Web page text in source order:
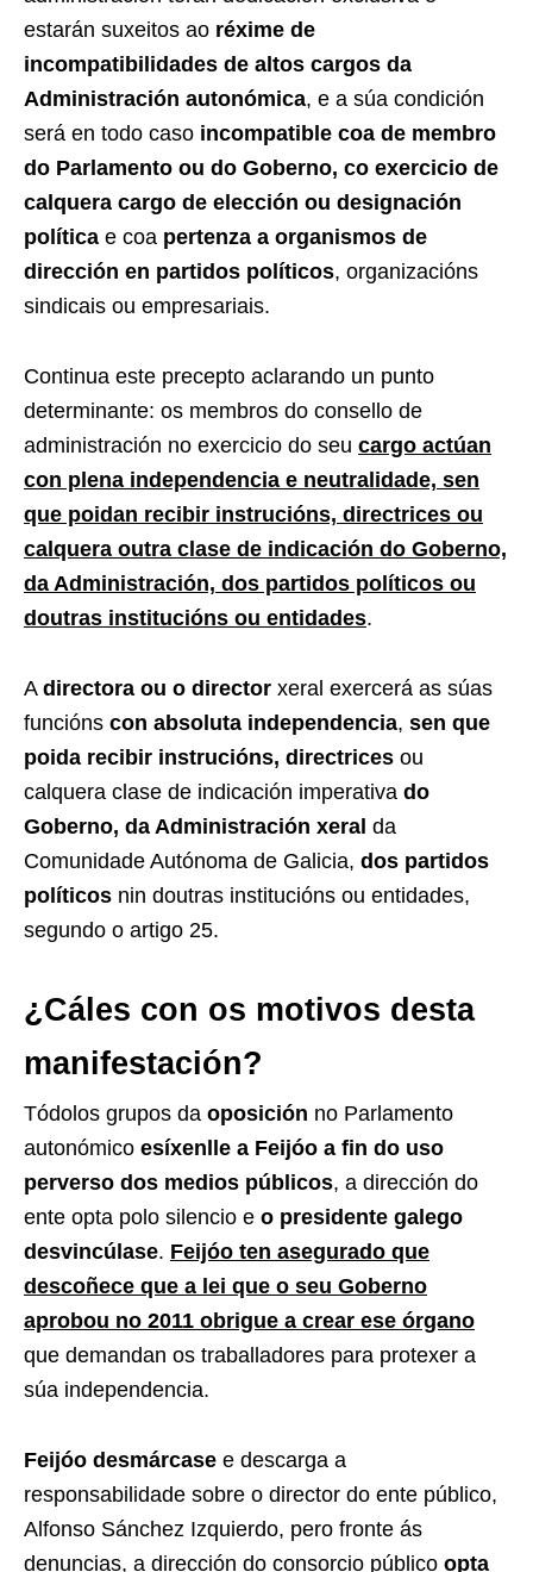
estarán suxeitos ao réxime de
incompatibilidades de altos cargos da
Administración autonómica, e a súa condición
será en todo caso incompatible coa de membro
do Parlamento ou do Goberno, co exercicio de
calquera cargo de elección ou designación
política e coa pertenza a organismos de
dirección en partidos políticos, organizacións
sindicais ou empresariais.
Continua este precepto aclarando un punto
determinante: os membros do consello de
administración no exercicio do seu cargo actúan
con plena independencia e neutralidade, sen
que poidan recibir instrucións, directrices ou
calquera outra clase de indicación do Goberno,
da Administración, dos partidos políticos ou
doutras institucións ou entidades.
A directora ou o director xeral exercerá as súas
funcións con absoluta independencia, sen que
poida recibir instrucións, directrices ou
calquera clase de indicación imperativa do
Goberno, da Administración xeral da
Comunidade Autónoma de Galicia, dos partidos
políticos nin doutras institucións ou entidades,
segundo o artigo 25.
¿Cáles con os motivos desta
manifestación?
Tódolos grupos da oposición no Parlamento
autonómico esíxenlle a Feijóo a fin do uso
perverso dos medios públicos, a dirección do
ente opta polo silencio e o presidente galego
desvincúlase. Feijóo ten asegurado que
descoñece que a lei que o seu Goberno
aprobou no 2011 obrigue a crear ese órgano
que demandan os traballadores para protexer a
súa independencia.
Feijóo desmárcase e descarga a
responsabilidade sobre o director do ente público,
Alfonso Sánchez Izquierdo, pero fronte ás
denuncias, a dirección do consorcio público opta